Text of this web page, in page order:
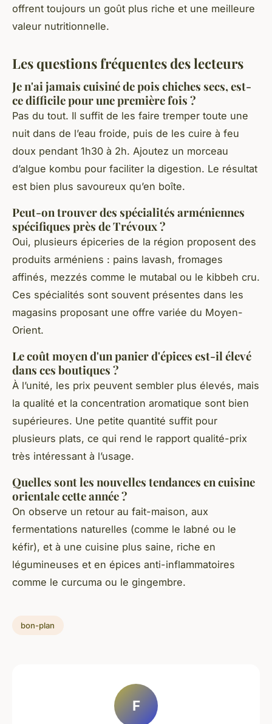
offrent toujours un goût plus riche et une meilleure
valeur nutritionnelle.
Les questions fréquentes des lecteurs
Je n'ai jamais cuisiné de pois chiches secs, est-
ce difficile pour une première fois ?
Pas du tout. Il suffit de les faire tremper toute une
nuit dans de l’eau froide, puis de les cuire à feu
doux pendant 1h30 à 2h. Ajoutez un morceau
d’algue kombu pour faciliter la digestion. Le résultat
est bien plus savoureux qu’en boîte.
Peut-on trouver des spécialités arméniennes
spécifiques près de Trévoux ?
Oui, plusieurs épiceries de la région proposent des
produits arméniens : pains lavash, fromages
affinés, mezzés comme le mutabal ou le kibbeh cru.
Ces spécialités sont souvent présentes dans les
magasins proposant une offre variée du Moyen-
Orient.
Le coût moyen d'un panier d'épices est-il élevé
dans ces boutiques ?
À l’unité, les prix peuvent sembler plus élevés, mais
la qualité et la concentration aromatique sont bien
supérieures. Une petite quantité suffit pour
plusieurs plats, ce qui rend le rapport qualité-prix
très intéressant à l’usage.
Quelles sont les nouvelles tendances en cuisine
orientale cette année ?
On observe un retour au fait-maison, aux
fermentations naturelles (comme le labné ou le
kéfir), et à une cuisine plus saine, riche en
légumineuses et en épices anti-inflammatoires
comme le curcuma ou le gingembre.
bon-plan
F